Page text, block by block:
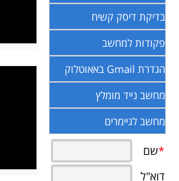
בדיקת דיסק קשיח
פקודות למחשב
הגדרת Gmail באאוטלוק
מחשב נייד מומלץ
מחשב לגיימרים